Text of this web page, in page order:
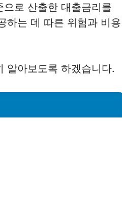
로 산출한 대출금리를
하는 데 따른 위험과 비용
알아보도록 하겠습니다.